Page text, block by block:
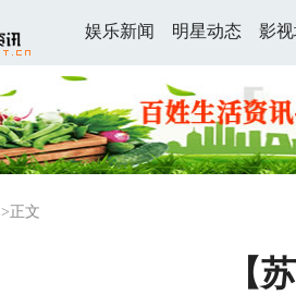
娱乐新闻 明星动态 影
>正文
【